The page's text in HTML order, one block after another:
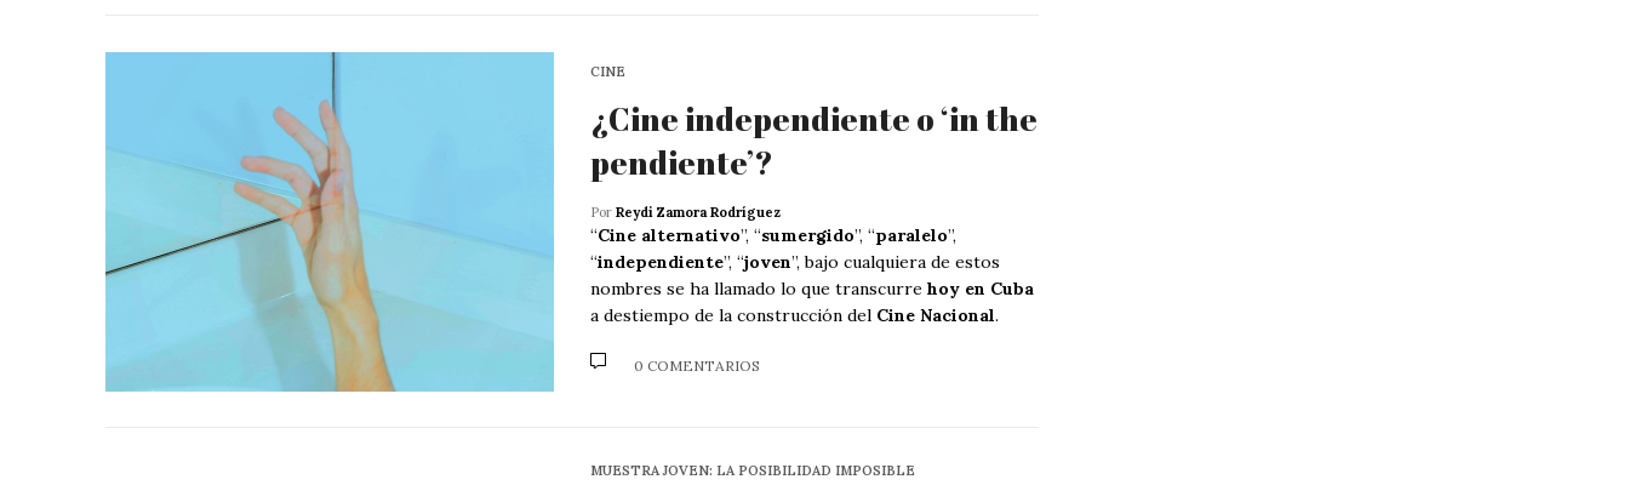
CINE
¿Cine independiente o ‘in the
pendiente’?
Por Reydi Zamora Rodríguez
“Cine alternativo”, “sumergido”, “paralelo”,
“independiente”, “joven”, bajo cualquiera de estos
nombres se ha llamado lo que transcurre hoy en Cuba
a destiempo de la construcción del Cine Nacional.
0 COMENTARIOS
MUESTRA JOVEN: LA POSIBILIDAD IMPOSIBLE